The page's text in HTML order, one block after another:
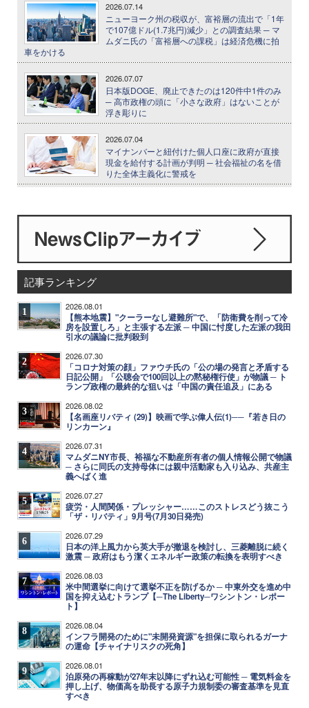
2026.07.14
ニューヨーク州の税収が、富裕層の流出で「1年
で107億ドル(1.7兆円)減少」との調査結果 ─ マ
ムダニ氏の「富裕層への課税」は経済危機に拍
車をかける
2026.07.07
日本版DOGE、廃止できたのは120件中1件のみ
─ 高市政権の頭に「小さな政府」はないことが
浮き彫りに
2026.07.04
マイナンバーと紐付けた個人口座に政府が直接
現金を給付する計画が判明 ─ 社会福祉の名を借
りた全体主義化に警戒を
記事ランキング
1 2026.08.01
【熊本地震】"クーラーなし避難所"で、「防衛費を削って冷
房を設置しろ」と主張する左派 ─ 中国に忖度した左派の我田
引水の議論に批判殺到
2 2026.07.30
「コロナ対策の顔」ファウチ氏の「公の場の発言と矛盾する
日記公開」「公聴会で100回以上の黙秘権行使」が物議 ─ ト
ランプ政権の最終的な狙いは「中国の責任追及」にある
3 2026.08.02
【名画座リバティ (29)】映画で学ぶ偉人伝(1)──『若き日の
リンカーン』
4 2026.07.31
マムダニNY市長、裕福な不動産所有者の個人情報公開で物議
─ さらに同氏の支持母体には親中活動家も入り込み、共産主
義へばく進
5 2026.07.27
疲労・人間関係・プレッシャー……このストレスどう抜こう
「ザ・リバティ」9月号(7月30日発売)
6 2026.07.29
日本の洋上風力から英大手が撤退を検討し、三菱離脱に続く
激震 ─ 政府はもう潔くエネルギー政策の転換を表明すべき
7 2026.08.03
米中間選挙に向けて選挙不正を防げるか ─ 中東外交を進め中
国を抑え込むトランプ【─The Liberty─ワシントン・レポー
ト】
8 2026.08.04
インフラ開発のために"未開発資源"を担保に取られるガーナ
の運命【チャイナリスクの死角】
9 2026.08.01
泊原発の再稼動が27年末以降にずれ込む可能性 ─ 電気料金を
押し上げ、物価高を助長する原子力規制委の審査基準を見直
すべき